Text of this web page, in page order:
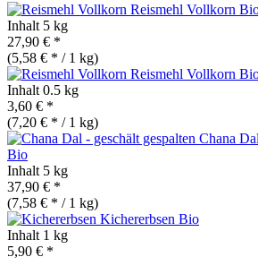
Reismehl Vollkorn
Inhalt 5 kg
27,90 € *
(5,58 € * / 1 kg)
Reismehl Vollkorn
Inhalt 0.5 kg
3,60 € *
(7,20 € * / 1 kg)
Chana
Bio
Inhalt 5 kg
37,90 € *
(7,58 € * / 1 kg)
Kichererbsen Bio
Inhalt 1 kg
5,90 € *